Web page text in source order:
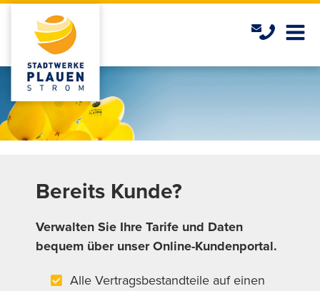
Bereits Kunde?
Verwalten Sie Ihre Tarife und Daten
bequem über unser Online-Kundenportal.
Alle Vertragsbestandteile auf einen